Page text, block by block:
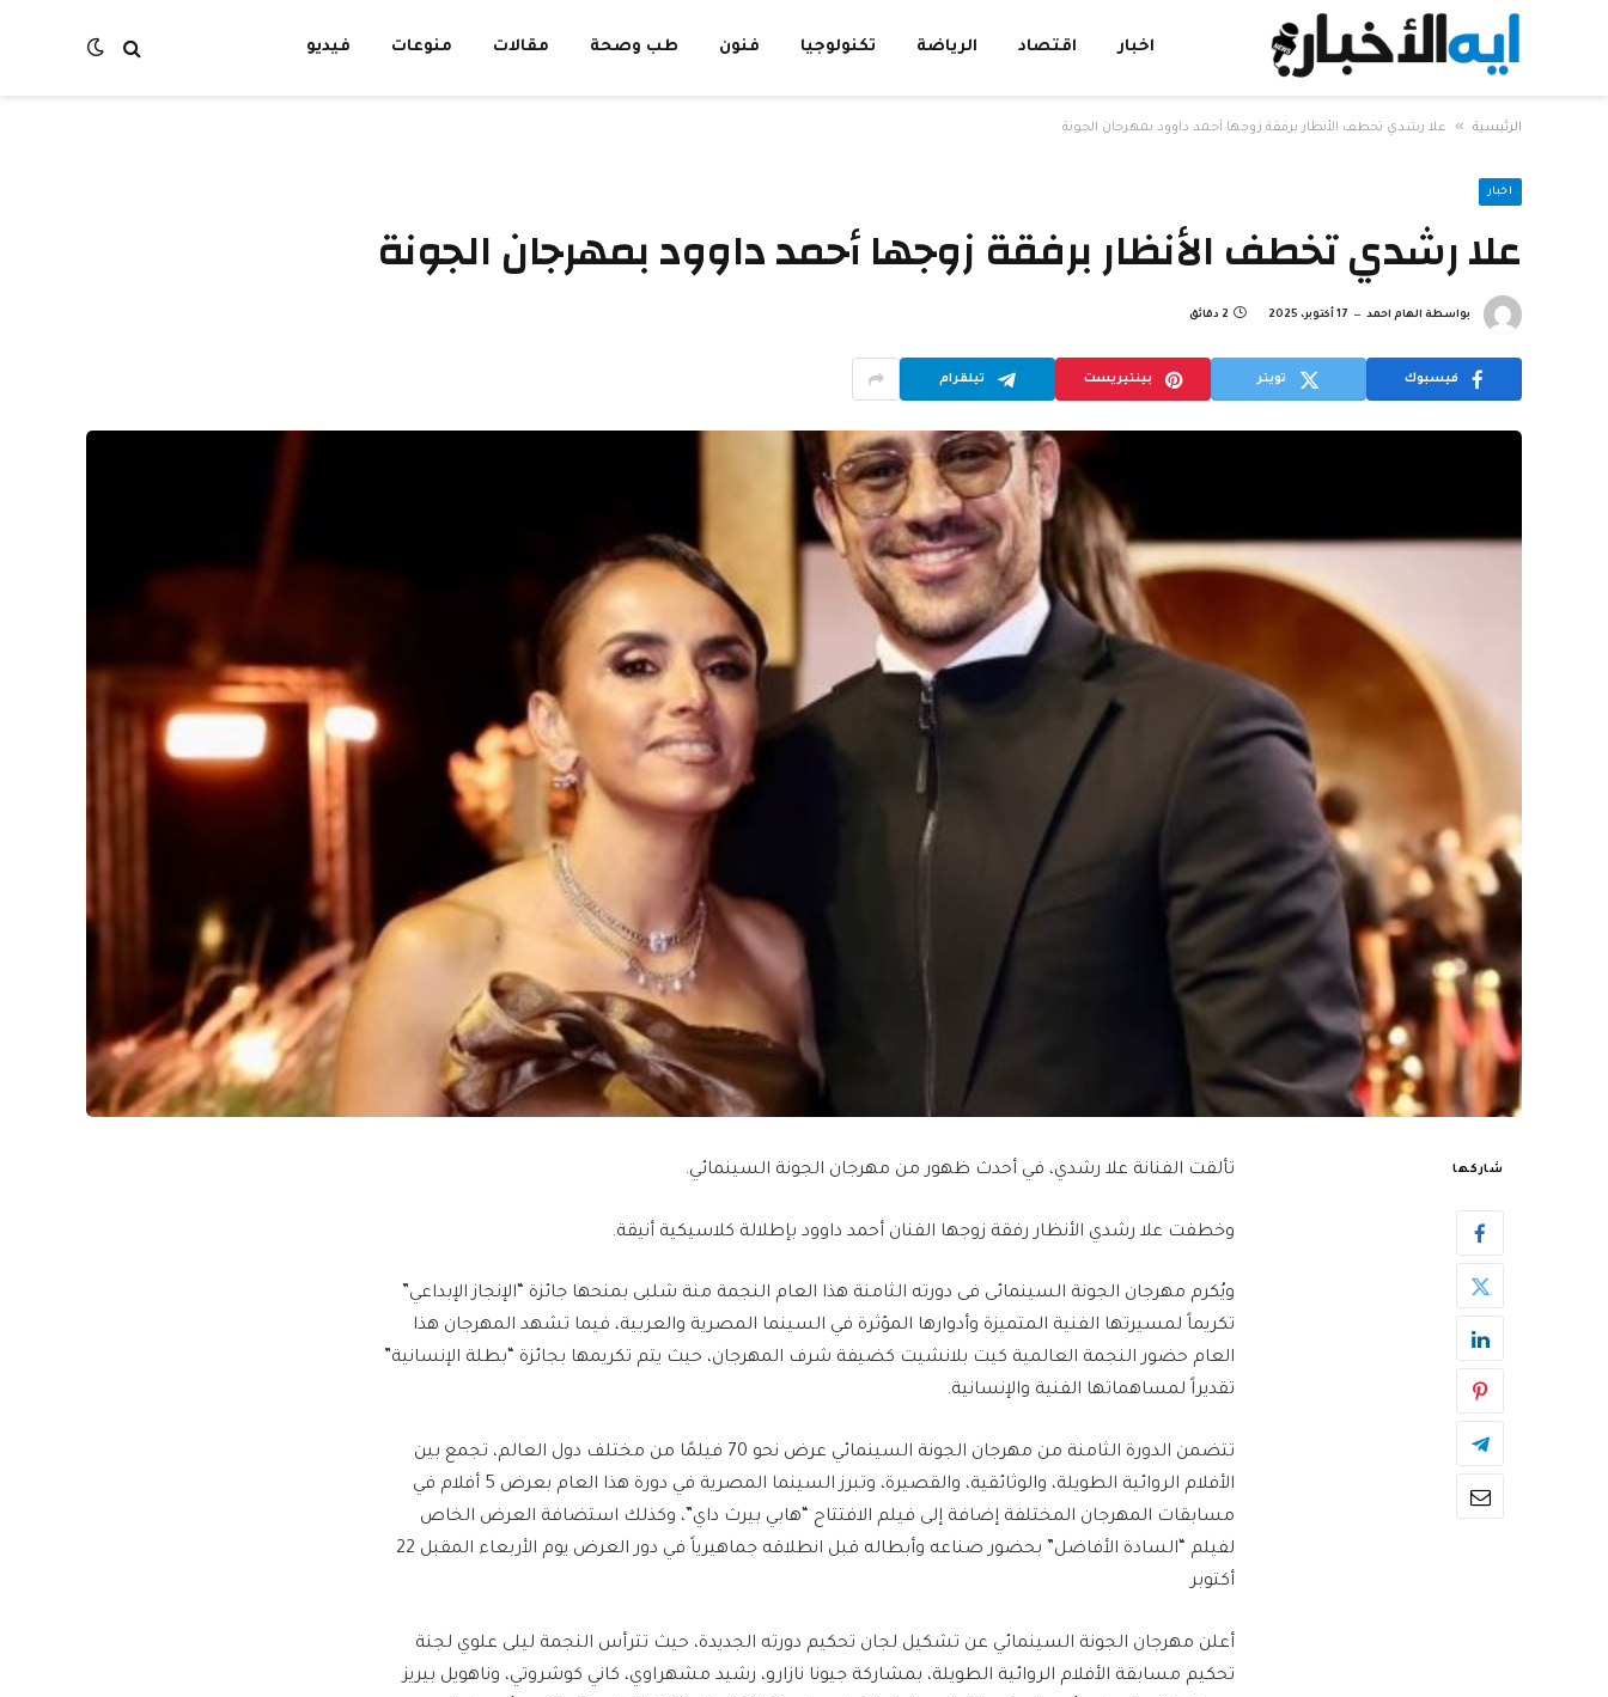
اخبار اقتصاد الرياضة تكنولوجيا فنون طب وصحة مقالات منوعات فيديو
الرئيسية » علا رشدي تخطف الأنظار برفقة زوجها أحمد داوود بمهرجان الجونة
اخبار
علا رشدي تخطف الأنظار برفقة زوجها أحمد داوود بمهرجان الجونة
بواسطة الهام احمد 17 أكتوبر، 2025 2 دقائق
فيسبوك تويتر بينتيريست تيلقرام
شاركها تألقت الفنانة علا رشدي، في أحدث ظهور من مهرجان الجونة السينمائي.
وخطفت علا رشدي الأنظار رفقة زوجها الفنان أحمد داوود بإطلالة كلاسيكية أنيقة.
ويُكرم مهرجان الجونة السينمائى فى دورته الثامنة هذا العام النجمة منة شلبى بمنحها جائزة “الإنجاز الإبداعي”
تكريماً لمسيرتها الفنية المتميزة وأدوارها المؤثرة في السينما المصرية والعربية، فيما تشهد المهرجان هذا
العام حضور النجمة العالمية كيت بلانشيت كضيفة شرف المهرجان، حيث يتم تكريمها بجائزة “بطلة الإنسانية”
تقديراً لمساهماتها الفنية والإنسانية.
تتضمن الدورة الثامنة من مهرجان الجونة السينمائي عرض نحو 70 فيلمًا من مختلف دول العالم، تجمع بين
الأفلام الروائية الطويلة، والوثائقية، والقصيرة، وتبرز السينما المصرية في دورة هذا العام بعرض 5 أفلام في
مسابقات المهرجان المختلفة إضافة إلى فيلم الافتتاح “هابي بيرث داي”، وكذلك استضافة العرض الخاص
لفيلم “السادة الأفاضل” بحضور صناعه وأبطاله قبل انطلاقه جماهيرياً في دور العرض يوم الأربعاء المقبل 22
أكتوبر
أعلن مهرجان الجونة السينمائي عن تشكيل لجان تحكيم دورته الجديدة، حيث تترأس النجمة ليلى علوي لجنة
تحكيم مسابقة الأفلام الروائية الطويلة، بمشاركة جيونا نازارو، رشيد مشهراوي، كاني كوشروتي، وناهويل بيريز